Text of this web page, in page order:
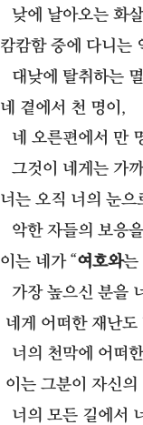
낮에 날아오는 화
캄캄함 중에 다니는
대낮에 탈취하는
네 곁에서 천 명이,
네 오른편에서 만
그것이 네게는 가
너는 오직 너의 눈으
악한 자들의 보응
이는 네가 “여호와는
가장 높으신 분을
네게 어떠한 재난도
너의 천막에 어떠
이는 그분이 자신
너의 모든 길에서